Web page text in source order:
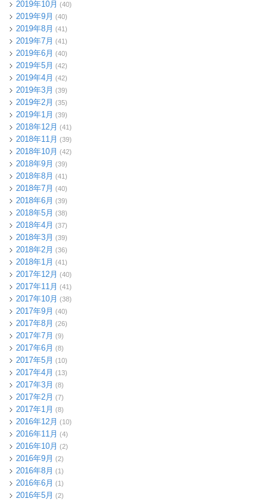
2019年10月 (40)
2019年9月 (40)
2019年8月 (41)
2019年7月 (41)
2019年6月 (40)
2019年5月 (42)
2019年4月 (42)
2019年3月 (39)
2019年2月 (35)
2019年1月 (39)
2018年12月 (41)
2018年11月 (39)
2018年10月 (42)
2018年9月 (39)
2018年8月 (41)
2018年7月 (40)
2018年6月 (39)
2018年5月 (38)
2018年4月 (37)
2018年3月 (39)
2018年2月 (36)
2018年1月 (41)
2017年12月 (40)
2017年11月 (41)
2017年10月 (38)
2017年9月 (40)
2017年8月 (26)
2017年7月 (9)
2017年6月 (8)
2017年5月 (10)
2017年4月 (13)
2017年3月 (8)
2017年2月 (7)
2017年1月 (8)
2016年12月 (10)
2016年11月 (4)
2016年10月 (2)
2016年9月 (2)
2016年8月 (1)
2016年6月 (1)
2016年5月 (2)